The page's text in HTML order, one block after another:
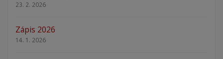
23. 2. 2026
Zápis 2026
14. 1. 2026